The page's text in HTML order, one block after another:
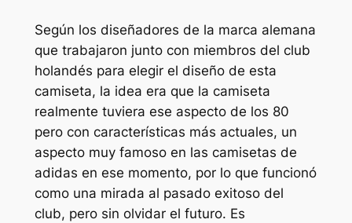
Según los diseñadores de la marca alemana
que trabajaron junto con miembros del club
holandés para elegir el diseño de esta
camiseta, la idea era que la camiseta
realmente tuviera ese aspecto de los 80
pero con características más actuales, un
aspecto muy famoso en las camisetas de
adidas en ese momento, por lo que funcionó
como una mirada al pasado exitoso del
club, pero sin olvidar el futuro. Es